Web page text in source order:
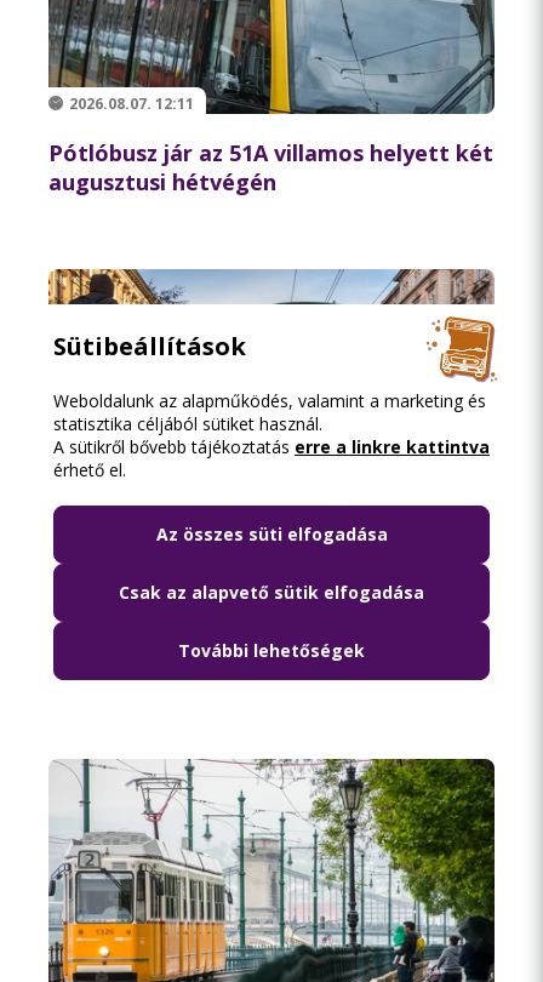
2026.08.07. 12:11
Pótlóbusz jár az 51A villamos helyett két
augusztusi hétvégén
2026.08.06. 11:21
Rendszeres karbantartás miatt
pótlóbusz jár a 6-os villamos helyett
Sütibeállítások
Weboldalunk az alapműködés, valamint a marketing és
statisztika céljából sütiket használ.
A sütikről bővebb tájékoztatás erre a linkre kattintva
érhető el.
Az összes süti elfogadása
Csak az alapvető sütik elfogadása
További lehetőségek